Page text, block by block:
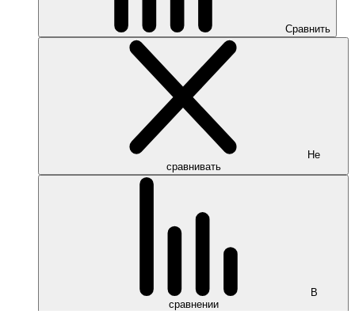
Сравнить
Не
сравнивать
В
сравнении